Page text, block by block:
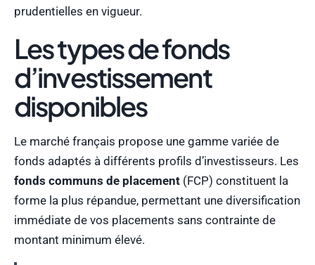
prudentielles en vigueur.
Les types de fonds
d’investissement
disponibles
Le marché français propose une gamme variée de
fonds adaptés à différents profils d’investisseurs. Les
fonds communs de placement (FCP) constituent la
forme la plus répandue, permettant une diversification
immédiate de vos placements sans contrainte de
montant minimum élevé.